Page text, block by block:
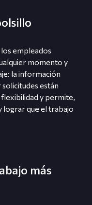
empleados
momento y
la información
solicitudes están
y permite,
lograr que el trabajo
más